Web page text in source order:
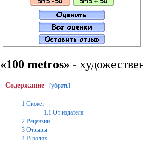
«100 metros» -
Содержание [убрать]
1 Сюжет
1.1 От издателя
2 Рецензии
3 Отзывы
4 В ролях